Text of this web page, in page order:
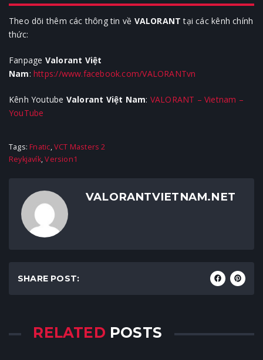
Theo dõi thêm các thông tin về VALORANT tại các kênh chính
thức:
Fanpage Valorant Việt
Nam:https://www.facebook.com/VALORANTvn
Kênh Youtube Valorant Việt Nam: VALORANT – Vietnam –
YouTube
Tags:Fnatic,VCT Masters 2
Reykjavík,Version1
VALORANTVIETNAM.NET
SHARE POST:
RELATED POSTS